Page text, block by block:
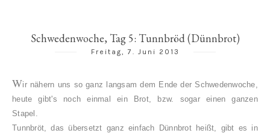
Schwedenwoche, Tag 5: Tunnbröd (Dünnbrot)
Freitag, 7. Juni 2013
Wir nähern uns so ganz langsam dem Ende der Schwedenwoche,
heute gibt's noch einmal ein Brot, bzw. sogar einen ganzen
Stapel.
Tunnbröt, das übersetzt ganz einfach Dünnbrot heißt, gibt es in